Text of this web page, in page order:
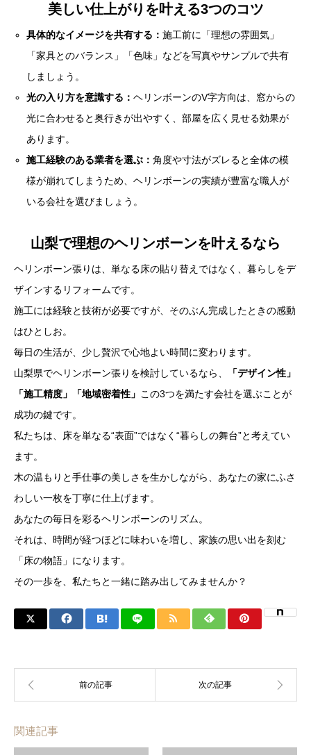
美しい仕上がりを叶える3つのコツ
具体的なイメージを共有する：施工前に「理想の雰囲気」
「家具とのバランス」「色味」などを写真やサンプルで共有
しましょう。
光の入り方を意識する：ヘリンボーンのV字方向は、窓からの
光に合わせると奥行きが出やすく、部屋を広く見せる効果が
あります。
施工経験のある業者を選ぶ：角度や寸法がズレると全体の模
様が崩れてしまうため、ヘリンボーンの実績が豊富な職人が
いる会社を選びましょう。
山梨で理想のヘリンボーンを叶えるなら
ヘリンボーン張りは、単なる床の貼り替えではなく、暮らしをデ
ザインするリフォームです。
施工には経験と技術が必要ですが、そのぶん完成したときの感動
はひとしお。
毎日の生活が、少し贅沢で心地よい時間に変わります。
山梨県でヘリンボーン張りを検討しているなら、
「デザイン性」
「施工精度」「地域密着性」 この3つを満たす会社を選ぶことが
成功の鍵です。
私たちは、床を単なる“表面”ではなく“暮らしの舞台”と考えてい
ます。
木の温もりと手仕事の美しさを生かしながら、あなたの家にふさ
わしい一枚を丁寧に仕上げます。
あなたの毎日を彩るヘリンボーンのリズム。
それは、時間が経つほどに味わいを増し、家族の思い出を刻む
「床の物語」になります。
その一歩を、私たちと一緒に踏み出してみませんか？
関連記事